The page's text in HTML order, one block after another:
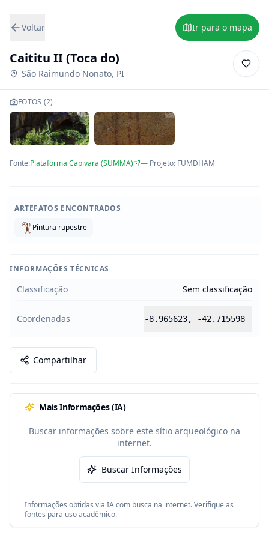
Voltar Ir para o mapa
Caititu II (Toca do)
São Raimundo Nonato, PI
FOTOS (2)
Fonte:Plataforma Capivara (SUMMA) — Projeto: FUMDHAM
ARTEFATOS ENCONTRADOS
Pintura rupestre
INFORMAÇÕES TÉCNICAS
Classificação Sem classificação
Coordenadas -8.965623, -42.715598
Compartilhar
Mais Informações (IA)
Buscar informações sobre este sítio arqueológico na
internet.
Buscar Informações
Informações obtidas via IA com busca na internet. Verifique as
fontes para uso acadêmico.